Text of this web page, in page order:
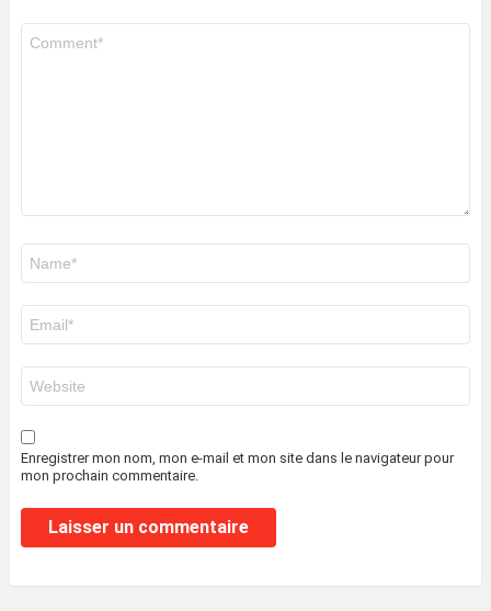
mail
*
web
Enregistrer mon nom, mon e-mail et mon site dans le navigateur pour
mon prochain commentaire.